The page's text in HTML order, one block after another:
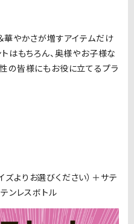
華やかさが増すアイテムだけ
はもちろん、奥様やお子様な
の皆様にもお役に立てるプラ
ズよりお選びください）＋サテ
ンレスボトル